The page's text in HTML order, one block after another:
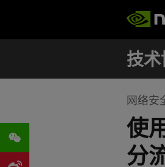
网络安
使
分